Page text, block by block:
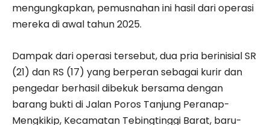
mengungkapkan, pemusnahan ini hasil dari operasi
mereka di awal tahun 2025.
Dampak dari operasi tersebut, dua pria berinisial SR
(21) dan RS (17) yang berperan sebagai kurir dan
pengedar berhasil dibekuk bersama dengan
barang bukti di Jalan Poros Tanjung Peranap-
Mengkikip, Kecamatan Tebingtinggi Barat, baru-